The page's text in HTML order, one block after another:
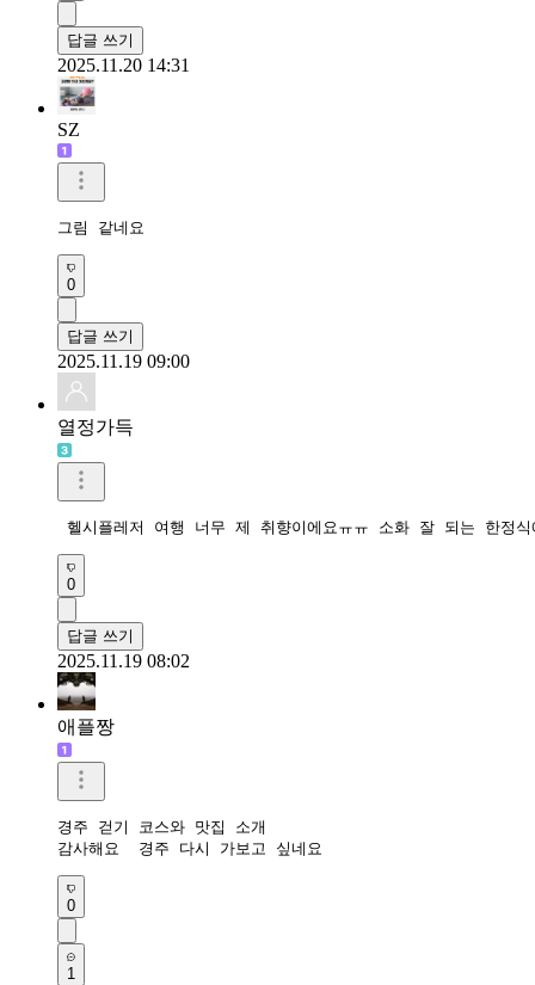
답글 쓰기
2025.11.20 14:31
SZ
그림 같네요
0
답글 쓰기
2025.11.19 09:00
열정가득
0
답글 쓰기
2025.11.19 08:02
애플짱
경주 걷기 코스와 맛집 소개
감사해요  경주 다시 가보고 싶네요
0
1